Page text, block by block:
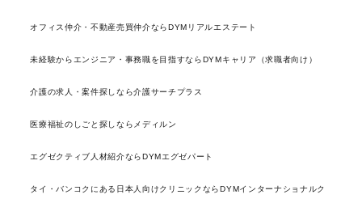
オフィス仲介・不動産売買仲介ならDYMリアルエステート
未経験からエンジニア・事務職を目指すならDYMキャリア（求職者向け）
介護の求人・案件探しなら介護サーチプラス
医療福祉のしごと探しならメディルン
エグゼクティブ人材紹介ならDYMエグゼパート
タイ・バンコクにある日本人向けクリニックならDYMインターナショナルク